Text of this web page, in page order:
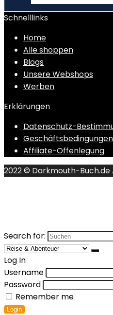
Schnelllinks
Home
Alle shoppen
Blogs
Unsere Webshops
Werben
Erklärungen
Datenschutz-
Geschäftsbedingungen
Affiliate-Offenlegung
2022 © Darkmouth-
Search for:
Log In
Username
Password
Remember me
Login